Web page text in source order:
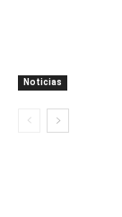
Noticias